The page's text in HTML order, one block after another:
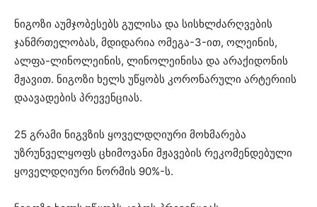
ნიგოზი აუმჯობესებს გულისა და სისხლძარღვების
ჯანმრთელობას, მდიდარია ომეგა-3-ით, ოლეინის,
ალფა-ლინოლეინის, ლინოლეინისა და არაქიდონის
მჟავით. ნიგოზი ხელს უწყობს კორონარული არტერიის
დაავადების პრევენციას.
25 გრამი ნიგვზის ყოველდღიური მოხმარება
უზრუნველყოფს ცხიმოვანი მჟავების რეკომენდებული
ყოველდღიური ნორმის 90%-ს.